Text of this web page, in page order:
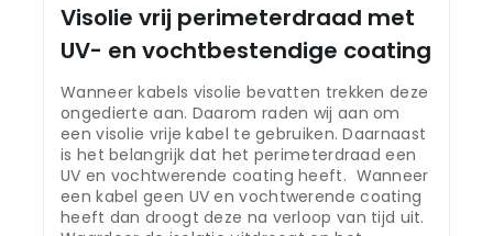
Visolie vrij perimeterdraad met
UV- en vochtbestendige coating
Wanneer kabels visolie bevatten trekken deze
ongedierte aan. Daarom raden wij aan om
een visolie vrije kabel te gebruiken. Daarnaast
is het belangrijk dat het perimeterdraad een
UV en vochtwerende coating heeft. Wanneer
een kabel geen UV en vochtwerende coating
heeft dan droogt deze na verloop van tijd uit.